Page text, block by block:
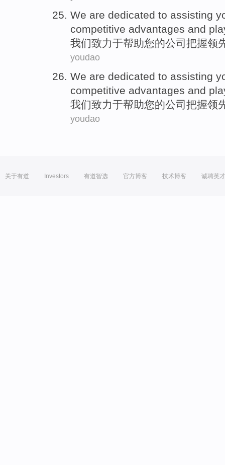
We are dedicated to assisting
competitive advantages and
我们致力于帮助您的公司 把握领
youdao
We are dedicated to assisting
competitive advantages and
我们致力于帮助您的公司 把握领
youdao
关于有道 Investors 有道智选 官方博客 技术博客 诚聘英才